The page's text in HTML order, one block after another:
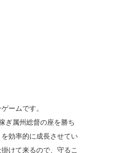
ームです。
ぎ属州総督の座を勝ち
効率的に成長させてい
けて来るので、守るこ